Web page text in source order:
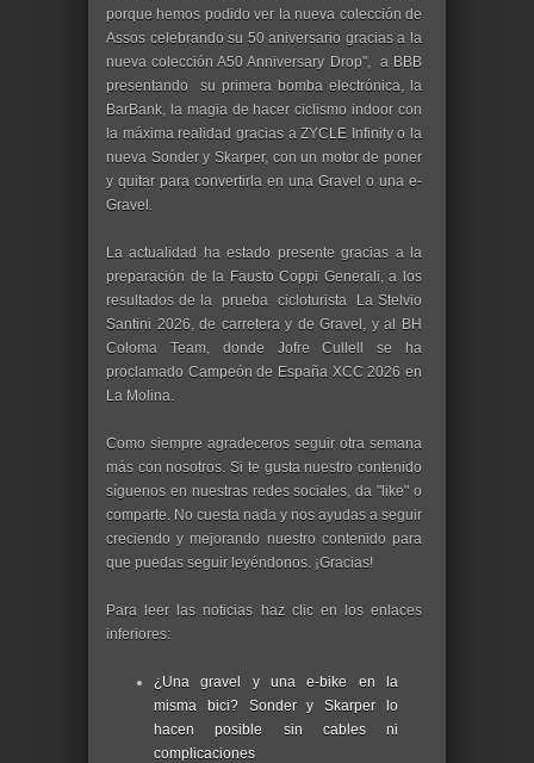
porque hemos podido ver la nueva colección de
Assos celebrando su 50 aniversario gracias a la
nueva colección A50 Anniversary Drop", a BBB
presentando su primera bomba electrónica, la
BarBank, la magia de hacer ciclismo indoor con
la máxima realidad gracias a ZYCLE Infinity o la
nueva Sonder y Skarper, con un motor de poner
y quitar para convertirla en una Gravel o una e-
Gravel.
La actualidad ha estado presente gracias a la
preparación de la Fausto Coppi Generali, a los
resultados de la prueba cicloturista La Stelvio
Santini 2026, de carretera y de Gravel, y al BH
Coloma Team, donde Jofre Cullell se ha
proclamado Campeón de España XCC 2026 en
La Molina.
Como siempre agradeceros seguir otra semana
más con nosotros. Si te gusta nuestro contenido
síguenos en nuestras redes sociales, da "like" o
comparte. No cuesta nada y nos ayudas a seguir
creciendo y mejorando nuestro contenido para
que puedas seguir leyéndonos. ¡Gracias!
Para leer las noticias haz clic en los enlaces
inferiores:
¿Una gravel y una e-bike en la
misma bici? Sonder y Skarper lo
hacen posible sin cables ni
complicaciones